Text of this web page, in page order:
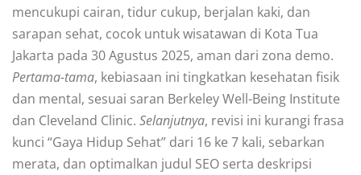
mencukupi cairan, tidur cukup, berjalan kaki, dan
sarapan sehat, cocok untuk wisatawan di Kota Tua
Jakarta pada 30 Agustus 2025, aman dari zona demo.
Pertama-tama, kebiasaan ini tingkatkan kesehatan fisik
dan mental, sesuai saran Berkeley Well-Being Institute
dan Cleveland Clinic. Selanjutnya, revisi ini kurangi frasa
kunci “Gaya Hidup Sehat” dari 16 ke 7 kali, sebarkan
merata, dan optimalkan judul SEO serta deskripsi